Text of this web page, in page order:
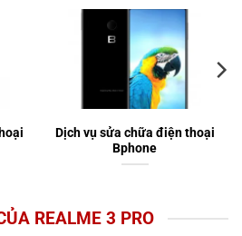
Dịch vụ sửa chữa điện thoại
Bphone
REALME 3 PRO